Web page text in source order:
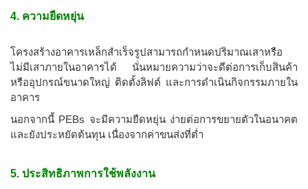
4. ความยืดหยุ่น
โครงสร้างอาคารเหล็กสำเร็จรูปสามารถกำหนดปริมาณเสาหรือ
ไม่มีเสาภายในอาคารได้ นั่นหมายความว่าจะดีต่อการเก็บสินค้า
หรืออุปกรณ์ขนาดใหญ่ ติดตั้งลิฟต์ และการดำเนินกิจกรรมภายใน
อาคาร
นอกจากนี้ PEBs จะมีความยืดหยุ่น ง่ายต่อการขยายตัวในอนาคต
และยังประหยัดต้นทุน เนื่องจากค่าขนส่งที่ต่ำ
5. ประสิทธิภาพการใช้พลังงาน